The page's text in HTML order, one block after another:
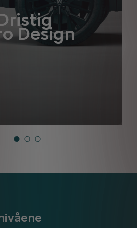
Design